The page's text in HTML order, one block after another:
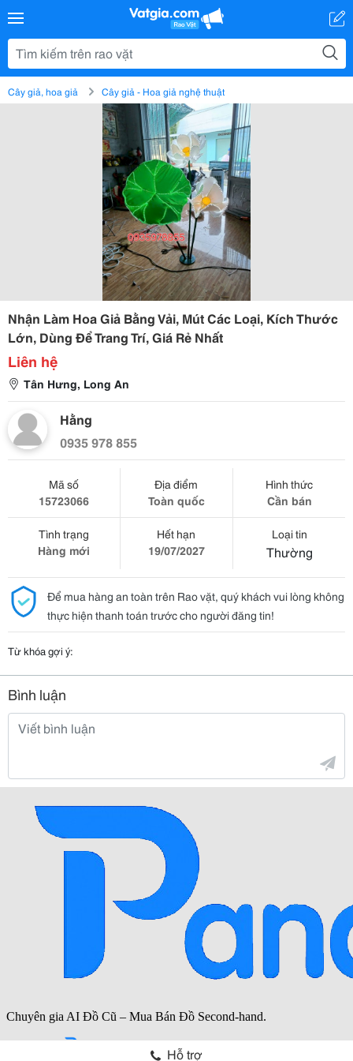
Cây giả, hoa giả Cây giả - Hoa giả nghệ thuật
Nhận Làm Hoa Giả Bằng Vải, Mút Các Loại, Kích Thước
Lớn, Dùng Để Trang Trí, Giá Rẻ Nhất
Liên hệ
Tân Hưng, Long An
Hằng
0935 978 855
Mã số
15723066
Địa điểm
Toàn quốc
Hình thức
Cần bán
Tình trạng
Hàng mới
Hết hạn
19/07/2027
Loại tin
Thường
Để mua hàng an toàn trên Rao vặt, quý khách vui lòng không
thực hiện thanh toán trước cho người đăng tin!
Từ khóa gợi ý:
Bình luận
Hỗ trợ